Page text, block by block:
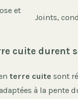
et
Joints,
cuite durent
terre cuite sont
à la pente